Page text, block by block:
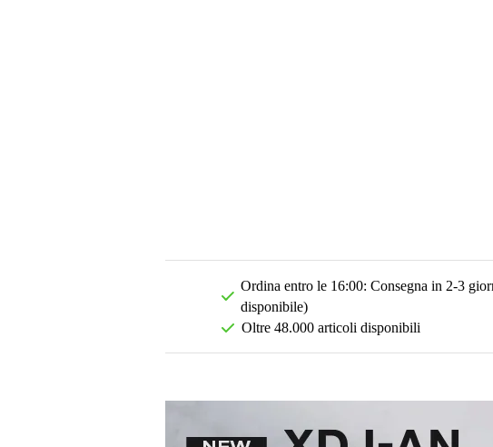
Ordina entro le 16:00: Consegna in 2-3
disponibile)
Oltre 48.000 articoli disponibili